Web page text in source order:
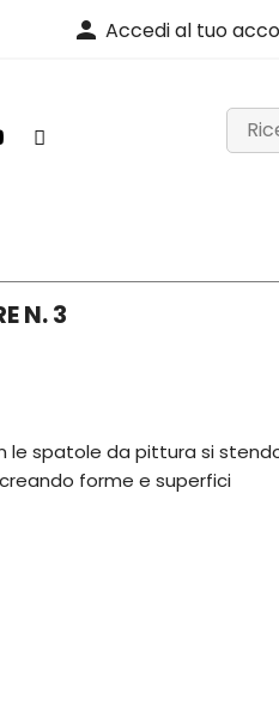
person Accedi al tuo
N. 3
le spatole da pittura si
forme e superfici